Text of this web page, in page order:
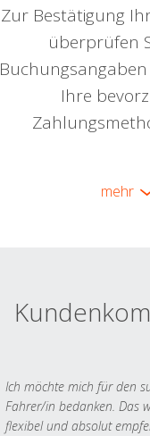
Zur Bestätigung
überprüfen
Ihre
mehr
Ich möchte mich für den
Fahrer/in bedanken. Das
flexibel und absolut